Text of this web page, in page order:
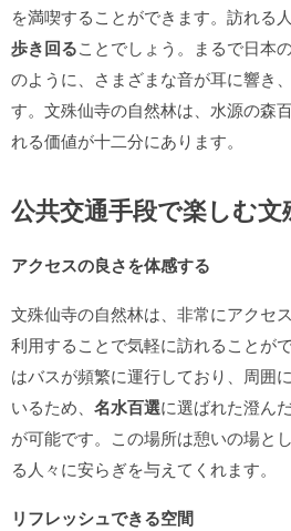
を満喫することができます。訪れる
歩き回ることでしょう。まるで日本
のように、さまざまな音が耳に響き
す。文殊仙寺の自然林は、水源の森
れる価値が十二分にあります。
公共交通手段で楽しむ
アクセスの良さを体感する
文殊仙寺の自然林は、非常にアクセ
利用することで気軽に訪れることが
はバスが頻繁に運行しており、周囲
いるため、 名水百選に選ばれた澄ん
が可能です。この場所は憩いの場と
る人々に安らぎを与えてくれます。
リフレッシュできる空間